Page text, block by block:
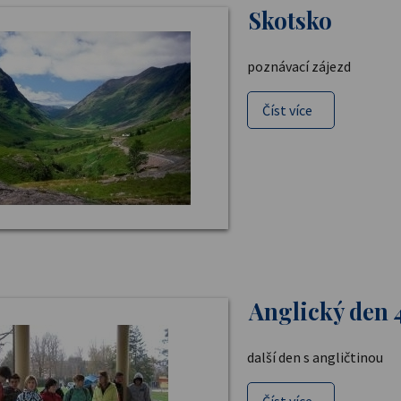
Skotsko
poznávací zájezd
Číst více
Anglický den
další den s angličtinou